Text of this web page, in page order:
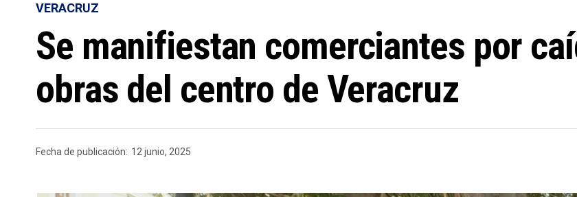
VERACRUZ
Se manifiestan comerciantes por
obras del centro de Veracruz
Fecha de publicación: 12 junio, 2025